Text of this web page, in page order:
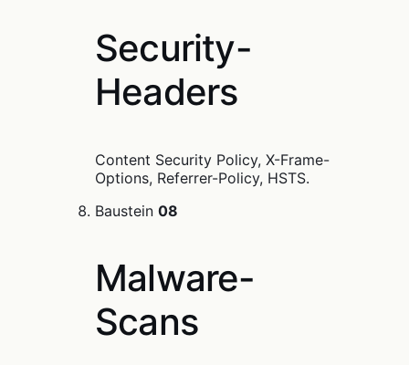
Security-
Headers
Content Security Policy, X-Frame-
Options, Referrer-Policy, HSTS.
Baustein 08
Malware-
Scans